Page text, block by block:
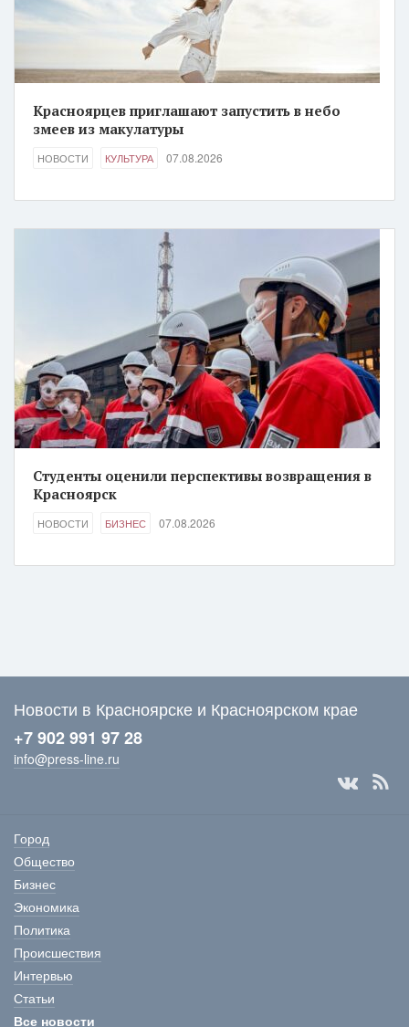
Красноярцев приглашают запустить в небо
змеев из макулатуры
НОВОСТИ КУЛЬТУРА 07.08.2026
Студенты оценили перспективы возвращения в
Красноярск
НОВОСТИ БИЗНЕС 07.08.2026
Новости в Красноярске и Красноярском крае
+7 902 991 97 28
info@press-line.ru
Город
Общество
Бизнес
Экономика
Политика
Происшествия
Интервью
Статьи
Все новости